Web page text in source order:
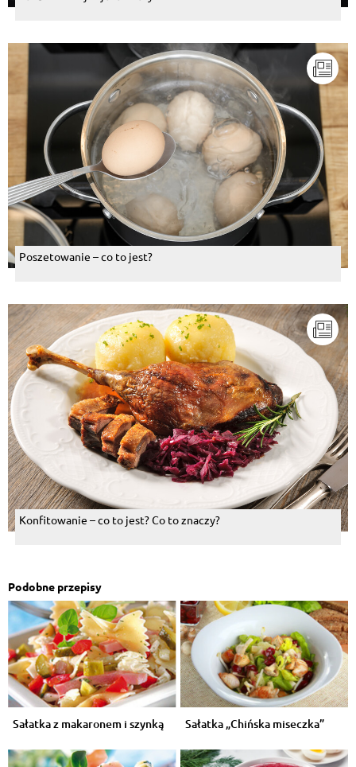
Poszetowanie – co to jest?
Konfitowanie – co to jest? Co to znaczy?
Podobne przepisy
Sałatka z makaronem i szynką Sałatka „Chińska miseczka”